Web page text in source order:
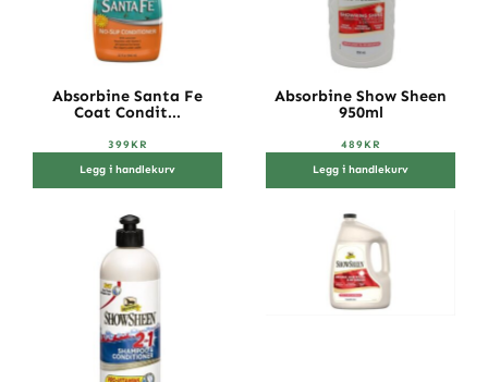
Absorbine Santa Fe
Coat Condit...
399KR
Legg i handlekurv
Absorbine Show Sheen
950ml
489KR
Legg i handlekurv